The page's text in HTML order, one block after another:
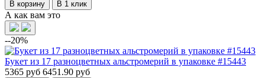
В корзину В 1 клик
А как вам это
--20%
Букет из 17 разноцветных альстромерий в упаковке #15443
5365 руб 6451.90 руб